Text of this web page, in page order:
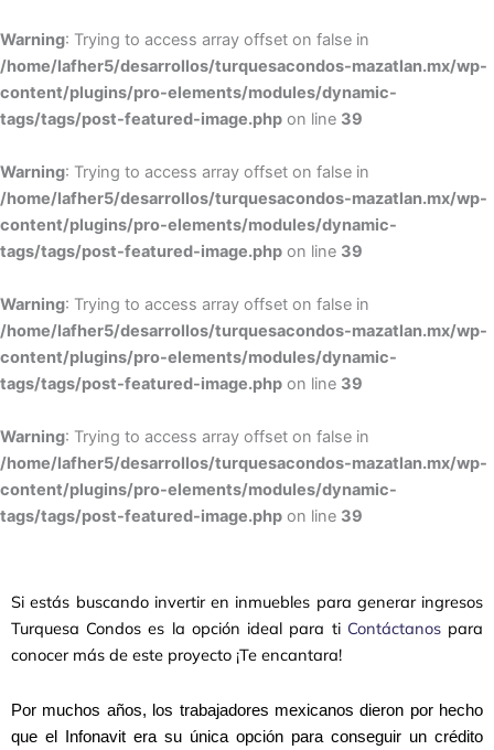
Warning: Trying to access array offset on false in
/home/lafher5/desarrollos/turquesacondos-mazatlan.mx/wp-
content/plugins/pro-elements/modules/dynamic-
tags/tags/post-featured-image.php on line 39
Warning: Trying to access array offset on false in
/home/lafher5/desarrollos/turquesacondos-mazatlan.mx/wp-
content/plugins/pro-elements/modules/dynamic-
tags/tags/post-featured-image.php on line 39
Warning: Trying to access array offset on false in
/home/lafher5/desarrollos/turquesacondos-mazatlan.mx/wp-
content/plugins/pro-elements/modules/dynamic-
tags/tags/post-featured-image.php on line 39
Warning: Trying to access array offset on false in
/home/lafher5/desarrollos/turquesacondos-mazatlan.mx/wp-
content/plugins/pro-elements/modules/dynamic-
tags/tags/post-featured-image.php on line 39
Si estás buscando invertir en inmuebles para generar ingresos
Turquesa Condos es la opción ideal para ti Contáctanospara
conocer más de este proyecto ¡Te encantara!
Por muchos años, los trabajadores mexicanos dieron por hecho
que el Infonavit era su única opción para conseguir un crédito